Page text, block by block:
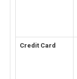
Credit Card